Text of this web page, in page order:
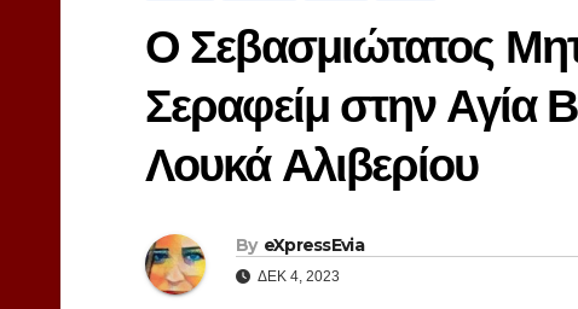
Ο Σεβασμιώτατος
Σεραφείμ στην Αγία
Λουκά Αλιβερίου
By eXpressEvia
ΔΕΚ 4, 2023